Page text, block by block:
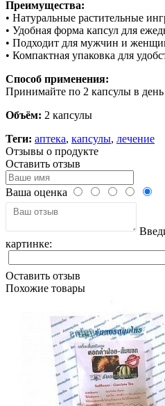
Преимущества:
• Натуральные растительные
• Удобная форма капсул для
• Подходит для мужчин и
• Компактная упаковка для
Способ применения:
Принимайте по 2 капсулы в
Объём: 2 капсулы
Теги: аптека, капсулы, лечение
Отзывы о продукте
Оставить отзыв
Ваша оценка
картинке:
Оставить отзыв
Похожие товары